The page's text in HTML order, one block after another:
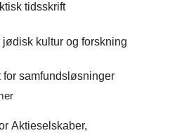
tidsskrift
jødisk kultur og forskning
for samfundsløsninger
Aktieselskaber,